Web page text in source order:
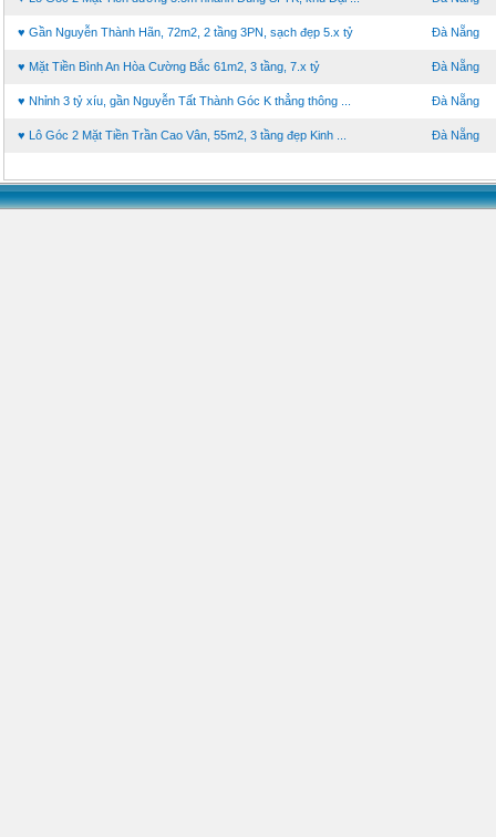
♥ Gần Nguyễn Thành Hãn, 72m2, 2 tầng 3PN, sạch đẹp 5.x tỷ Đà Nẵng
♥ Mặt Tiền Bình An Hòa Cường Bắc 61m2, 3 tầng, 7.x tỷ Đà Nẵng
♥ Nhỉnh 3 tỷ xíu, gần Nguyễn Tất Thành Góc K thẳng thông ... Đà Nẵng
♥ Lô Góc 2 Mặt Tiền Trần Cao Vân, 55m2, 3 tầng đẹp Kinh ... Đà Nẵng